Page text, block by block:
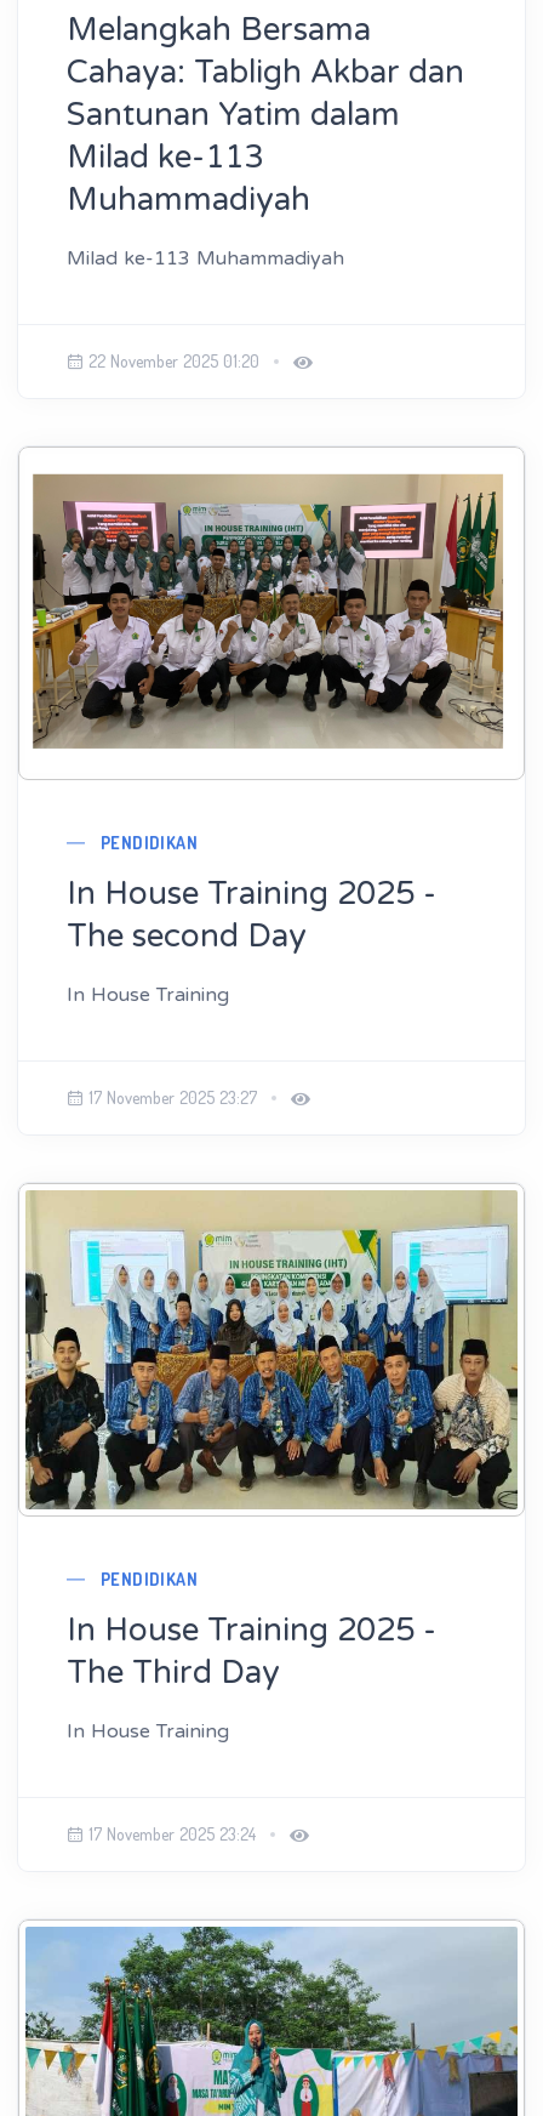
Melangkah Bersama
Cahaya: Tabligh Akbar dan
Santunan Yatim dalam
Milad ke-113
Muhammadiyah
Milad ke-113 Muhammadiyah
22 November 2025 01:20
PENDIDIKAN
In House Training 2025 -
The second Day
In House Training
17 November 2025 23:27
PENDIDIKAN
In House Training 2025 -
The Third Day
In House Training
17 November 2025 23:24